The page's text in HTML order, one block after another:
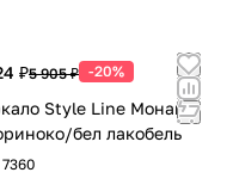
₽5 905 ₽ -20%
Style Line Монако
бел лакобель
7360